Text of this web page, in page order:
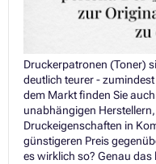
Druckerpatronen (Toner)
deutlich teurer -
dem Markt finden Sie
unabhängigen
Druckeigenschaften in
günstigeren Preis
es wirklich so? Genau